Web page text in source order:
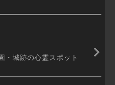
・城跡の心霊スポット